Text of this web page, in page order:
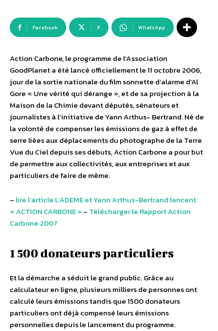
Facebook X WhatsApp
Action Carbone, le programme de l’Association
GoodPlanet a été lancé officiellement le 11 octobre 2006,
jour de la sortie nationale du film sonnette d’alarme d’Al
Gore « Une vérité qui dérange », et de sa projection à la
Maison de la Chimie devant députés, sénateurs et
journalistes à l’initiative de Yann Arthus- Bertrand. Né de
la volonté de compenser les émissions de gaz à effet de
serre liées aux déplacements du photographe de la Terre
Vue du Ciel depuis ses débuts, Action Carbone a pour but
de permettre aux collectivités, aux entreprises et aux
particuliers de faire de même.
– lire l’article L’ADEME et Yann Arthus-Bertrand lancent
« ACTION CARBONE »– Télécharger le Rapport Action
Carbone 2007
1 500 donateurs particuliers
Et la démarche a séduit le grand public. Grâce au
calculateur en ligne, plusieurs milliers de personnes ont
calculé leurs émissions tandis que 1500 donateurs
particuliers ont déjà compensé leurs émissions
personnelles depuis le lancement du programme.